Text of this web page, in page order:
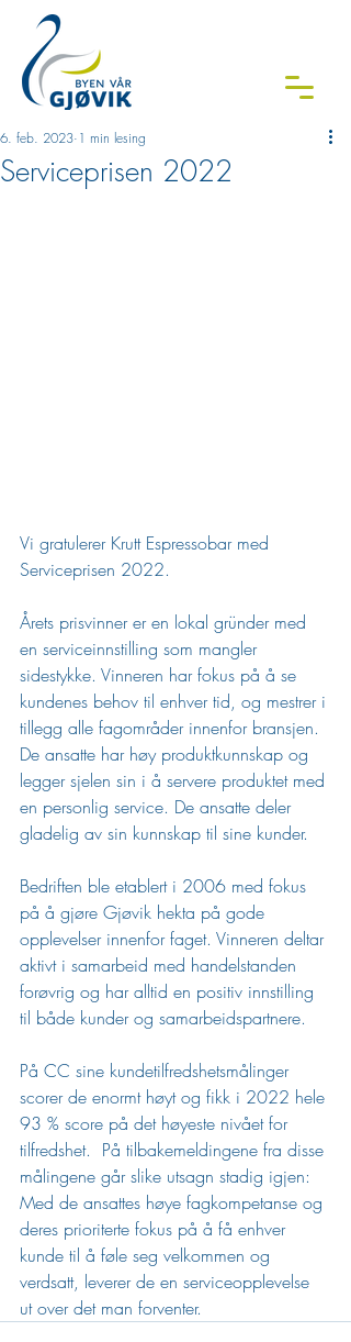
Serviceprisen 2022
6. feb. 2023 1 min lesing
Vi gratulerer Krutt Espressobar med
Serviceprisen 2022.
Årets prisvinner er en lokal gründer med
en serviceinnstilling som mangler
sidestykke. Vinneren har fokus på å se
kundenes behov til enhver tid, og mestrer i
tillegg alle fagområder innenfor bransjen.
De ansatte har høy produktkunnskap og
legger sjelen sin i å servere produktet med
en personlig service. De ansatte deler
gladelig av sin kunnskap til sine kunder.
Bedriften ble etablert i 2006 med fokus
på å gjøre Gjøvik hekta på gode
opplevelser innenfor faget. Vinneren deltar
aktivt i samarbeid med handelstanden
forøvrig og har alltid en positiv innstilling
til både kunder og samarbeidspartnere.
På CC sine kundetilfredshetsmålinger
scorer de enormt høyt og fikk i 2022 hele
93 % score på det høyeste nivået for
tilfredshet.  På tilbakemeldingene fra disse
målingene går slike utsagn stadig igjen:
Med de ansattes høye fagkompetanse og
deres prioriterte fokus på å få enhver
kunde til å føle seg velkommen og
verdsatt, leverer de en serviceopplevelse
ut over det man forventer.